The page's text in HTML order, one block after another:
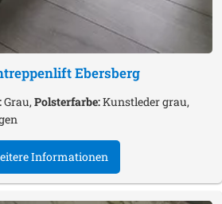
Ebersberg
Grau,Polsterfarbe:Kunstleder grau,
Informationen